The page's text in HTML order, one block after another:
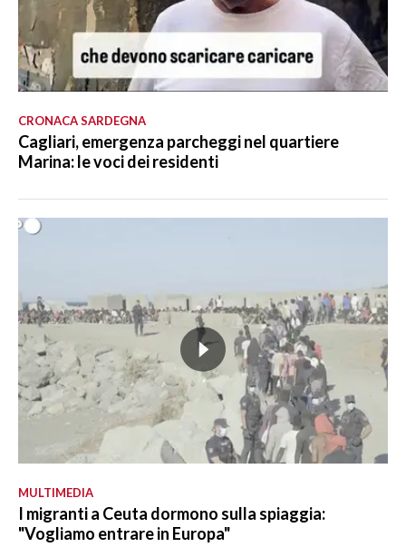
CRONACA SARDEGNA
Cagliari, emergenza parcheggi nel quartiere
Marina: le voci dei residenti
MULTIMEDIA
I migranti a Ceuta dormono sulla spiaggia:
"Vogliamo entrare in Europa"